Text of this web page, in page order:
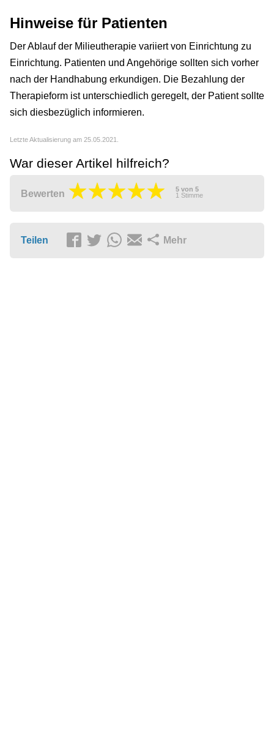
Hinweise für Patienten
Der Ablauf der Milieutherapie variiert von Einrichtung zu
Einrichtung. Patienten und Angehörige sollten sich vorher
nach der Handhabung erkundigen. Die Bezahlung der
Therapieform ist unterschiedlich geregelt, der Patient sollte
sich diesbezüglich informieren.
Letzte Aktualisierung am 25.05.2021.
War dieser Artikel hilfreich?
Bewerten 5 von 5
1 Stimme
Teilen Mehr